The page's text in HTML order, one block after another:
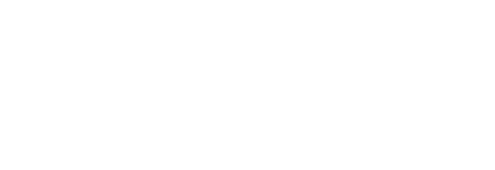
almacenamiento, balance